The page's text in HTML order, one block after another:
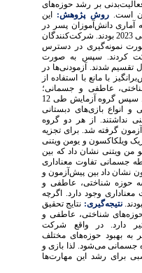
بر رشد حوزه‌های
است.روش پژوهش: این
دانش‌آموزان پسر در
رده سنی 8 تا 9 سال در سال تحصیلی 2023 بودند. شرکت‌کنندگان
گیری در دسترس
کردند. سپس به صورت
شدند. آزمودنی‌ها در
با مانع با استفاده از
عاطفی و جسمانی؛
مهارت خودتنظیمی اندازه‌گیری شد. سپس گروه آزمایش طی 12
و انواع بازی‌های دبستانی
نداشتند. از هر دو گروه
گرفته شد. برای تجزیه
ویلکاکسون و یومن ویتنی
من ویتنی نشان داد که بین
جسمانی تفاوت معناداری
نشان داد بین پیش‌آزمون و
شناختی، عاطفی و
وجود دارد. اگرچه
نتیجه‌گیری:نتایج تحقیق
های شناختی، عاطفی و
دارد. در واقع شرکت
بهبود حوزه‌های مختلف
میشود. لذا بازی و
برای رشد این مهارت‌‌ها